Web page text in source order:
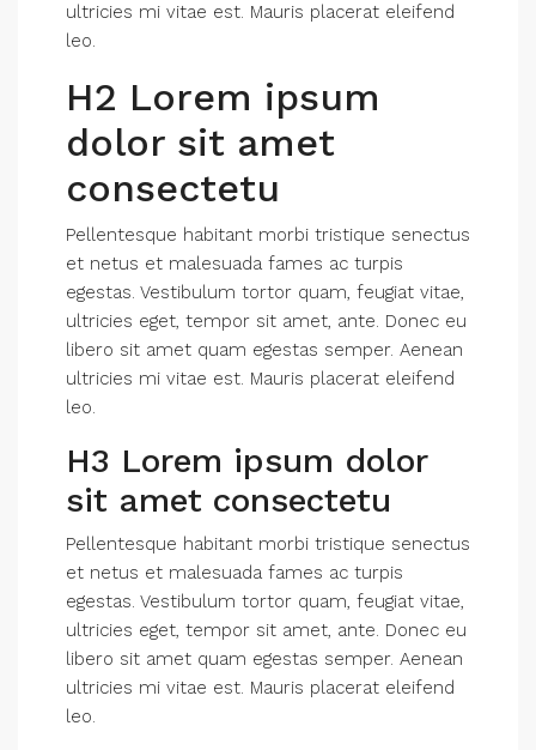
ultricies mi vitae est. Mauris placerat eleifend
leo.
H2 Lorem ipsum
dolor sit amet
consectetu
Pellentesque habitant morbi tristique senectus
et netus et malesuada fames ac turpis
egestas. Vestibulum tortor quam, feugiat vitae,
ultricies eget, tempor sit amet, ante. Donec eu
libero sit amet quam egestas semper. Aenean
ultricies mi vitae est. Mauris placerat eleifend
leo.
H3 Lorem ipsum dolor
sit amet consectetu
Pellentesque habitant morbi tristique senectus
et netus et malesuada fames ac turpis
egestas. Vestibulum tortor quam, feugiat vitae,
ultricies eget, tempor sit amet, ante. Donec eu
libero sit amet quam egestas semper. Aenean
ultricies mi vitae est. Mauris placerat eleifend
leo.